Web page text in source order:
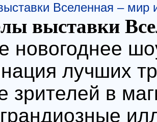
Вселенная – мир
выставки
новогоднее
лучших
зрителей в